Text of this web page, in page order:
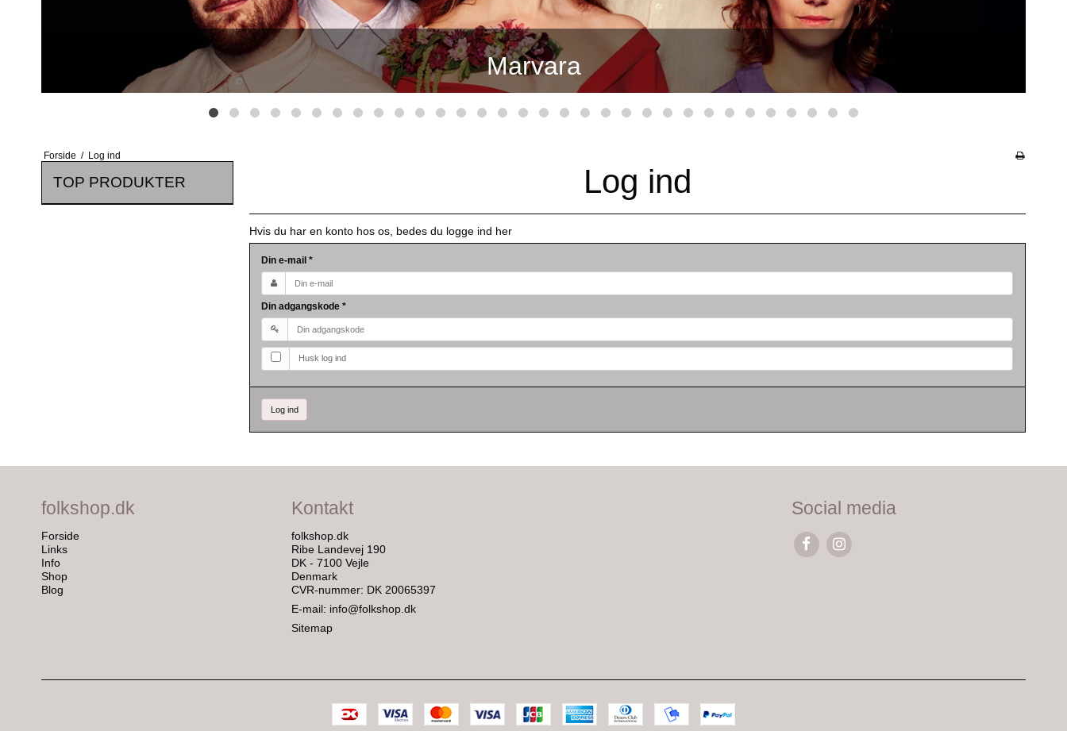
Marvara
Forside / Log ind
TOP PRODUKTER Log ind
Hvis du har en konto hos os, bedes du logge ind her
Din e-mail*
Din adgangskode*
Husk log ind
Log ind
folkshop.dk
Forside
Links
Info
Shop
Blog
Kontakt
folkshop.dk
Ribe Landevej 190
DK - 7100 Vejle
Denmark
CVR-nummer: DK 20065397
E-mail: info@folkshop.dk
Sitemap
Social media